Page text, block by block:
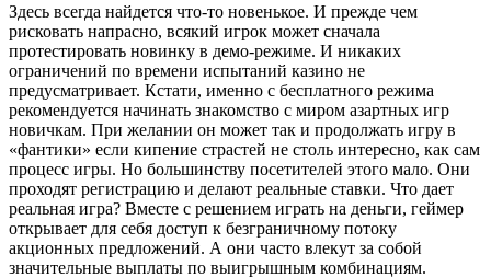
Здесь всегда найдется что-то новенькое. И прежде чем
рисковать напрасно, всякий игрок может сначала
протестировать новинку в демо-режиме. И никаких
ограничений по времени испытаний казино не
предусматривает. Кстати, именно с бесплатного режима
рекомендуется начинать знакомство с миром азартных игр
новичкам. При желании он может так и продолжать игру в
«фантики» если кипение страстей не столь интересно, как сам
процесс игры. Но большинству посетителей этого мало. Они
проходят регистрацию и делают реальные ставки. Что дает
реальная игра? Вместе с решением играть на деньги, геймер
открывает для себя доступ к безграничному потоку
акционных предложений. А они часто влекут за собой
значительные выплаты по выигрышным комбинациям.